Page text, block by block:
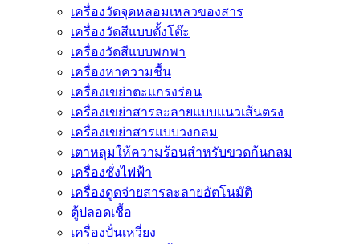
เครื่องวัดจุดหลอมเหลวของสาร
เครื่องวัดสีแบบตั้งโต๊ะ
เครื่องวัดสีแบบพกพา
เครื่องหาความชื้น
เครื่องเขย่าตะแกรงร่อน
เครื่องเขย่าสารละลายแบบแนวเส้นตรง
เครื่องเขย่าสารแบบวงกลม
เตาหลุมให้ความร้อนสำหรับขวดก้นกลม
เครื่องชั่งไฟฟ้า
เครื่องดูดจ่ายสารละลายอัตโนมัติ
ตู้ปลอดเชื้อ
เครื่องปั่นเหวี่ยง